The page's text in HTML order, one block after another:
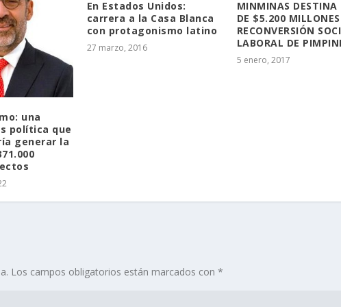
una
política que
generar la
En Estados Unidos:
carrera a la Casa Blanca
con protagonismo latino
27 marzo, 2016
MINMINAS DESTINA
DE $5.200
RECONVERSIÓN
LABORAL DE
5 enero, 2017
Los campos obligatorios están marcados con*